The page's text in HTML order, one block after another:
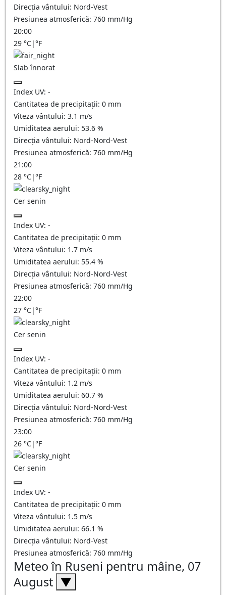
Direcția vântului: Nord-Vest
Presiunea atmosferică: 760 mm/Hg
20:00
29 °C|°F
Slab înnorat
Index UV: -
Cantitatea de precipitații: 0 mm
Viteza vântului: 3.1 m/s
Umiditatea aerului: 53.6 %
Direcția vântului: Nord-Nord-Vest
Presiunea atmosferică: 760 mm/Hg
21:00
28 °C|°F
Cer senin
Index UV: -
Cantitatea de precipitații: 0 mm
Viteza vântului: 1.7 m/s
Umiditatea aerului: 55.4 %
Direcția vântului: Nord-Nord-Vest
Presiunea atmosferică: 760 mm/Hg
22:00
27 °C|°F
Cer senin
Index UV: -
Cantitatea de precipitații: 0 mm
Viteza vântului: 1.2 m/s
Umiditatea aerului: 60.7 %
Direcția vântului: Nord-Nord-Vest
Presiunea atmosferică: 760 mm/Hg
23:00
26 °C|°F
Cer senin
Index UV: -
Cantitatea de precipitații: 0 mm
Viteza vântului: 1.5 m/s
Umiditatea aerului: 66.1 %
Direcția vântului: Nord-Vest
Presiunea atmosferică: 760 mm/Hg
Meteo în Ruseni pentru mâine, 07
August ▼